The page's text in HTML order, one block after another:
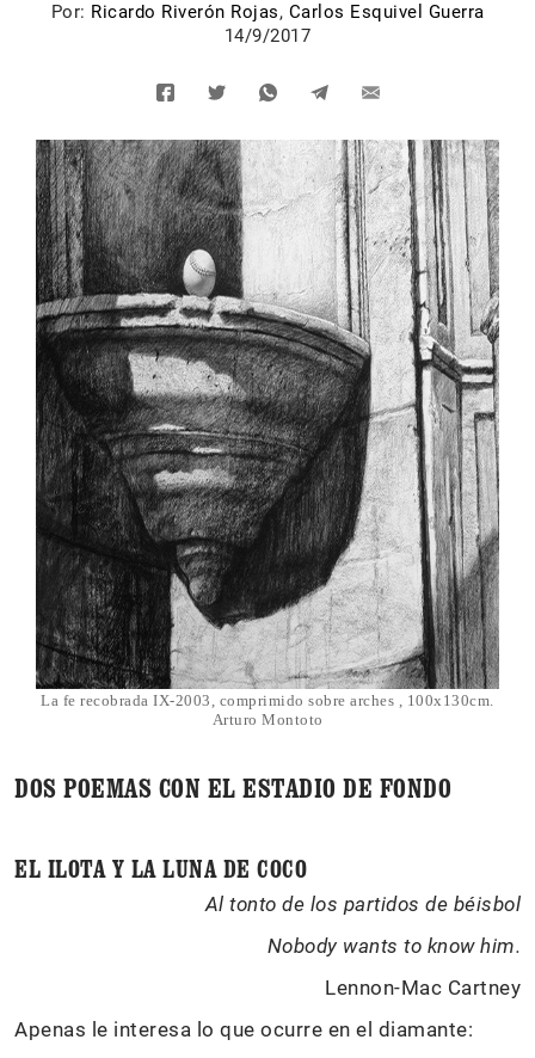
Por: Ricardo Riverón Rojas, Carlos Esquivel Guerra
14/9/2017
La fe recobrada IX-2003, comprimido sobre arches , 100x130cm.
Arturo Montoto
DOS POEMAS CON EL ESTADIO DE FONDO
EL ILOTA Y LA LUNA DE COCO
Al tonto de los partidos de béisbol
Nobody wants to know him.
Lennon-Mac Cartney
Apenas le interesa lo que ocurre en el diamante: